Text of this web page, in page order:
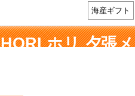
海産ギフト
HORI ホリ 夕張